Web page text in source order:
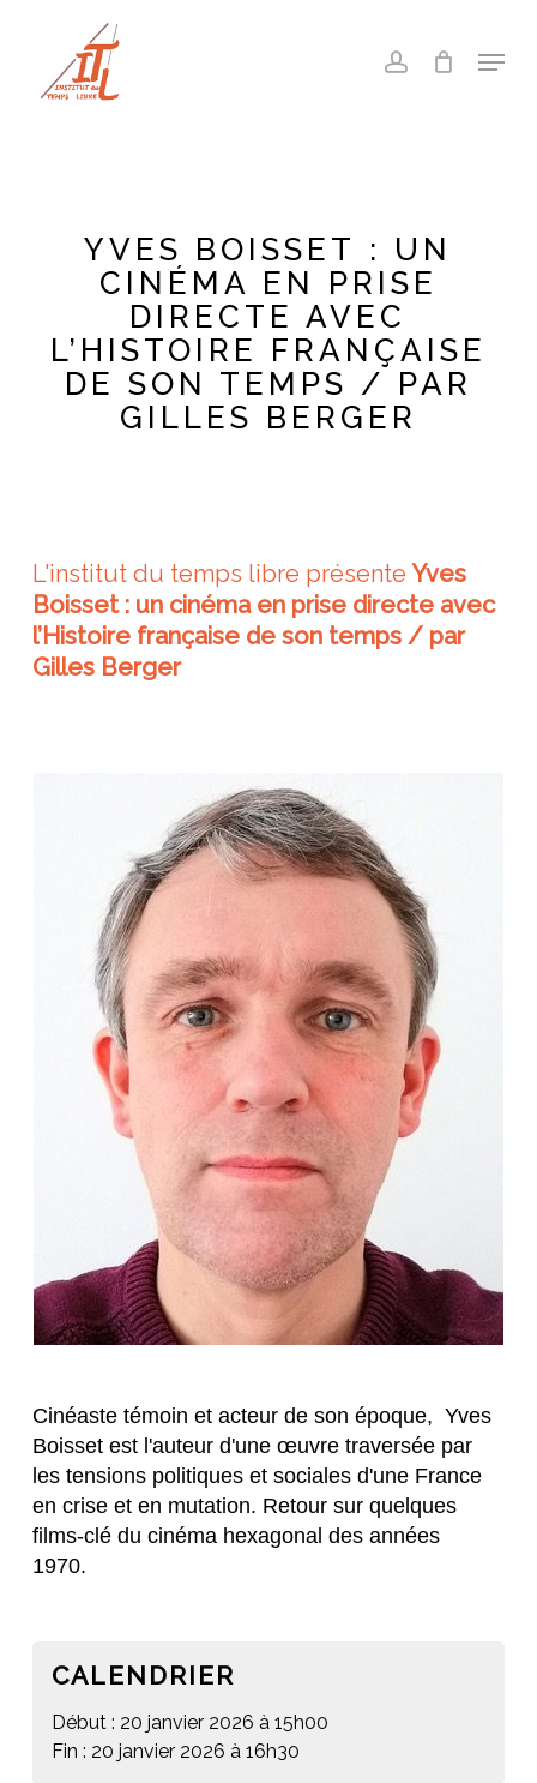
content
accountMenu
YVES BOISSET : UN
CINÉMA EN PRISE
DIRECTE AVEC
L’HISTOIRE FRANÇAISE
DE SON TEMPS / PAR
GILLES BERGER
L'institut du temps libre présente Yves
Boisset : un cinéma en prise directe avec
l’Histoire française de son temps / par
Gilles Berger
Cinéaste témoin et acteur de son époque,  Yves
Boisset est l'auteur d'une œuvre traversée par
les tensions politiques et sociales d'une France
en crise et en mutation. Retour sur quelques
films-clé du cinéma hexagonal des années
1970.
CALENDRIER
Début : 20 janvier 2026 à 15h00
Fin : 20 janvier 2026 à 16h30
Close